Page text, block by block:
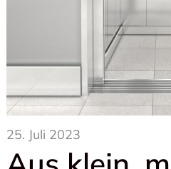
25. Juli 2023